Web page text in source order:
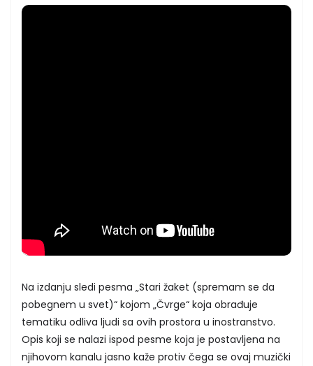
Na izdanju sledi pesma „Stari žaket (spremam se da
pobegnem u svet)“ kojom „Čvrge“ koja obrađuje
tematiku odliva ljudi sa ovih prostora u inostranstvo.
Opis koji se nalazi ispod pesme koja je postavljena na
njihovom kanalu jasno kaže protiv čega se ovaj muzički